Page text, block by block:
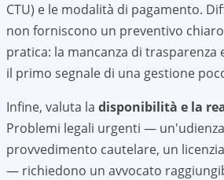
CTU) e le modalità di pagamento.
non forniscono un preventivo
pratica: la mancanza di trasparenza
il primo segnale di una gestione
Infine, valuta la disponibilità e la
Problemi legali urgenti —
provvedimento cautelare, un
— richiedono un avvocato